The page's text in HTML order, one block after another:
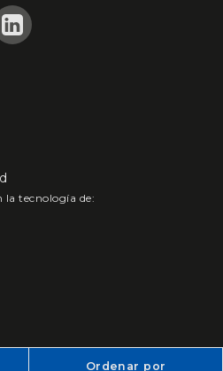
Ordenar por
la tecnología de: